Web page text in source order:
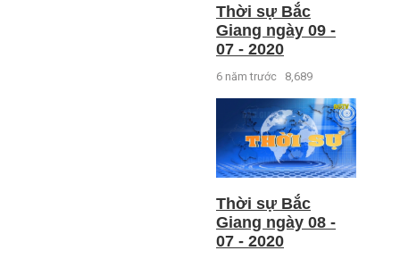
Thời sự Bắc
Giang ngày 09 -
07 - 2020
6 năm trước 8,689
Thời sự Bắc
Giang ngày 08 -
07 - 2020